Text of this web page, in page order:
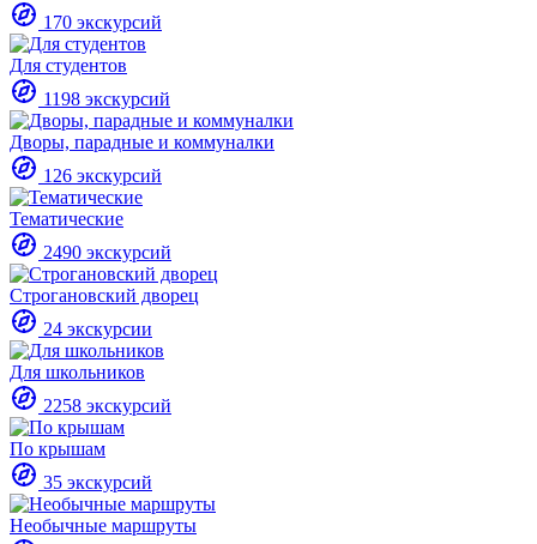
170 экскурсий
Для студентов
1198 экскурсий
Дворы, парадные и коммуналки
126 экскурсий
Тематические
2490 экскурсий
Строгановский дворец
24 экскурсии
Для школьников
2258 экскурсий
По крышам
35 экскурсий
Необычные маршруты